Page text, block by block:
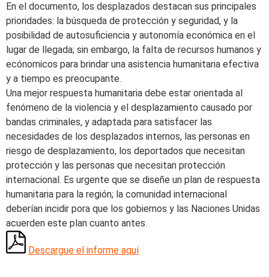
En el documento, los desplazados destacan sus principales
prioridades: la búsqueda de protección y seguridad, y la
posibilidad de autosuficiencia y autonomía económica en el
lugar de llegada; sin embargo, la falta de recursos humanos y
ecónomicos para brindar una asistencia humanitaria efectiva
y a tiempo es preocupante.
Una mejor respuesta humanitaria debe estar orientada al
fenómeno de la violencia y el desplazamiento causado por
bandas criminales, y adaptada para satisfacer las
necesidades de los desplazados internos, las personas en
riesgo de desplazamiento, los deportados que necesitan
protección y las personas que necesitan protección
internacional. Es urgente que se diseñe un plan de respuesta
humanitaria para la región; la comunidad internacional
deberían incidir pora que los gobiernos y las Naciones Unidas
acuerden este plan cuanto antes.
Descargue el informe aquí